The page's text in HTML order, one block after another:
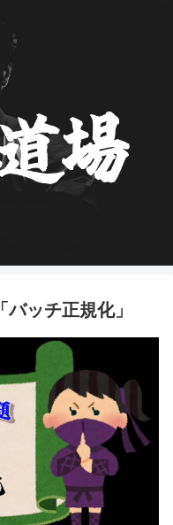
ッチ正規化」